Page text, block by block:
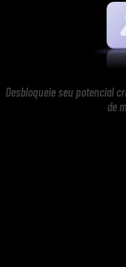
Desbloqueie seu potencial
de